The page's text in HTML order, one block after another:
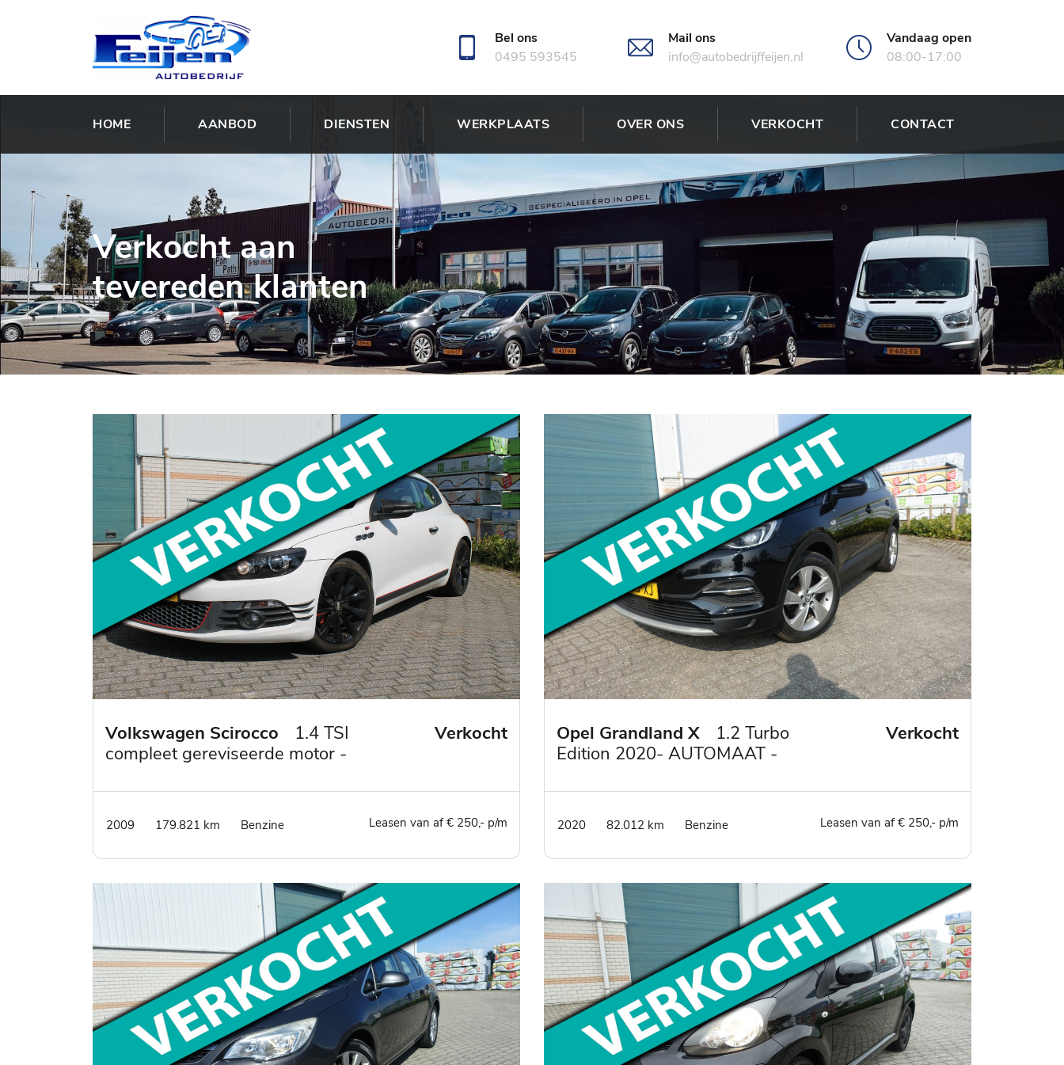
Bel ons
0495 593545
Mail ons
info@autobedrijffeijen.nl
Vandaag open
08:00-17:00
HOME AANBOD DIENSTEN WERKPLAATS OVER ONS VERKOCHT CONTACT
Verkocht aan
tevereden klanten
Volkswagen Scirocco
1.4 TSI
compleet gereviseerde motor -
Verkocht
2009 179.821 km Benzine Leasen van af € 250,- p/m
Opel Grandland X
1.2 Turbo
Edition 2020- AUTOMAAT -
seasonbanden
Verkocht
2020 82.012 km Benzine Leasen van af € 250,- p/m